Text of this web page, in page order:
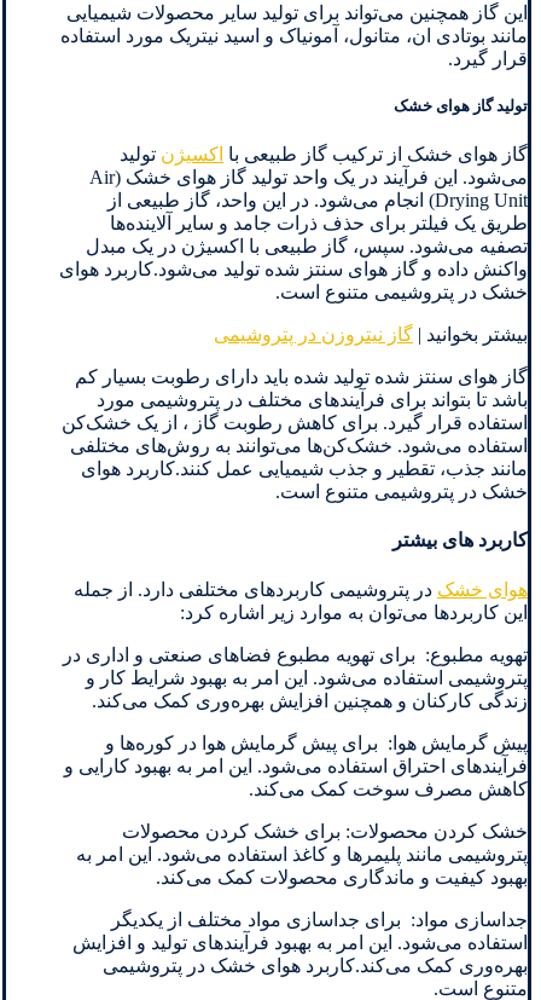
این گاز همچنین می‌تواند برای تولید سایر محصولات شیمیایی
مانند بوتادی ان، متانول، آمونیاک و اسید نیتریک مورد استفاده
قرار گیرد.
تولید گاز هوای خشک
گاز هوای خشک از ترکیب گاز طبیعی با اکسیژن تولید
می‌شود. این فرآیند در یک واحد تولید گاز هوای خشک (Air
Drying Unit) انجام می‌شود. در این واحد، گاز طبیعی از
طریق یک فیلتر برای حذف ذرات جامد و سایر آلاینده‌ها
تصفیه می‌شود. سپس، گاز طبیعی با اکسیژن در یک مبدل
واکنش داده و گاز هوای سنتز شده تولید می‌شود.کاربرد هوای
خشک در پتروشیمی متنوع است.
بیشتر بخوانید | گاز نیتروزن در پتروشیمی
گاز هوای سنتز شده تولید شده باید دارای رطوبت بسیار کم
باشد تا بتواند برای فرآیندهای مختلف در پتروشیمی مورد
استفاده قرار گیرد. برای کاهش رطوبت گاز ، از یک خشک‌کن
استفاده می‌شود. خشک‌کن‌ها می‌توانند به روش‌های مختلفی
مانند جذب، تقطیر و جذب شیمیایی عمل کنند.کاربرد هوای
خشک در پتروشیمی متنوع است.
کاربرد های بیشتر
هوای خشک در پتروشیمی کاربردهای مختلفی دارد. از جمله
این کاربردها می‌توان به موارد زیر اشاره کرد:
تهویه مطبوع: برای تهویه مطبوع فضاهای صنعتی و اداری در
پتروشیمی استفاده می‌شود. این امر به بهبود شرایط کار و
زندگی کارکنان و همچنین افزایش بهره‌وری کمک می‌کند.
پیش گرمایش هوا: برای پیش گرمایش هوا در کوره‌ها و
فرآیندهای احتراق استفاده می‌شود. این امر به بهبود کارایی و
کاهش مصرف سوخت کمک می‌کند.
خشک کردن محصولات: برای خشک کردن محصولات
پتروشیمی مانند پلیمرها و کاغذ استفاده می‌شود. این امر به
بهبود کیفیت و ماندگاری محصولات کمک می‌کند.
جداسازی مواد: برای جداسازی مواد مختلف از یکدیگر
استفاده می‌شود. این امر به بهبود فرآیندهای تولید و افزایش
بهره‌وری کمک می‌کند.کاربرد هوای خشک در پتروشیمی
متنوع است.